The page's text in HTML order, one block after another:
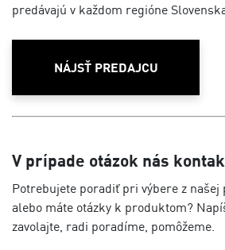
predávajú v každom regióne
NÁJSŤ PREDAJCU
V prípade otázok nás
Potrebujete poradiť pri výbere z
alebo máte otázky k produktom?
zavolajte, radi poradíme, pomôžeme.